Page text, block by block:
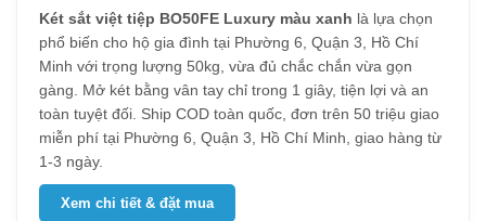
Két sắt việt tiệp BO50FE Luxury màu xanh là lựa chọn
phổ biến cho hộ gia đình tại Phường 6, Quận 3, Hồ Chí
Minh với trọng lượng 50kg, vừa đủ chắc chắn vừa gọn
gàng. Mở két bằng vân tay chỉ trong 1 giây, tiện lợi và an
toàn tuyệt đối. Ship COD toàn quốc, đơn trên 50 triệu giao
miễn phí tại Phường 6, Quận 3, Hồ Chí Minh, giao hàng từ
1-3 ngày.
Xem chi tiết & đặt mua